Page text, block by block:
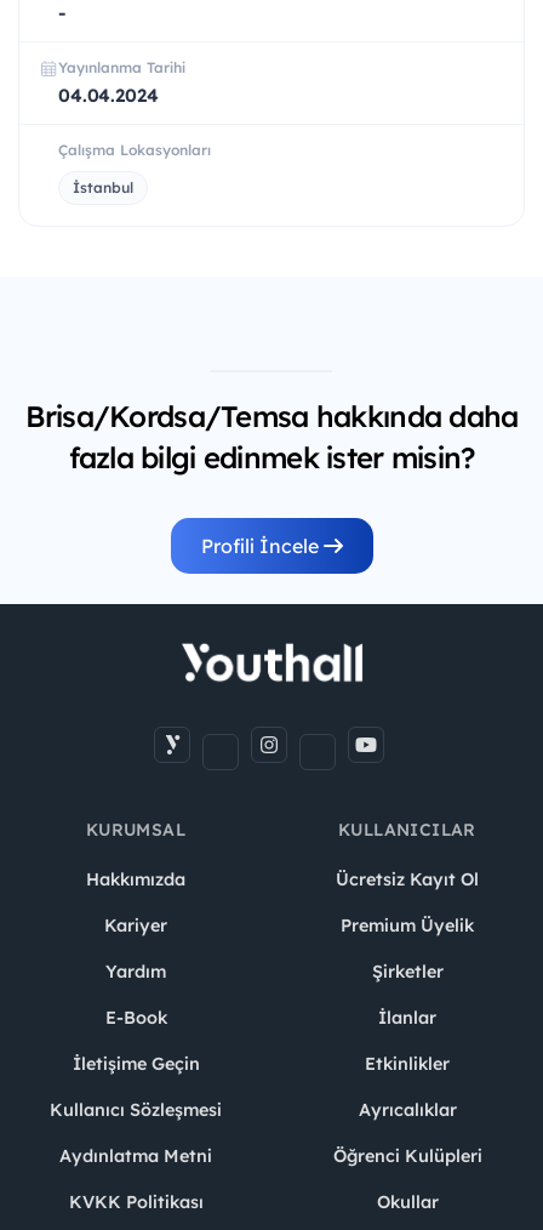
-
Yayınlanma Tarihi
04.04.2024
Çalışma Lokasyonları
İstanbul
Brisa/Kordsa/Temsa hakkında daha
fazla bilgi edinmek ister misin?
Profili İncele
KURUMSAL
Hakkımızda
Kariyer
Yardım
E-Book
İletişime Geçin
Kullanıcı Sözleşmesi
Aydınlatma Metni
KVKK Politikası
KULLANICILAR
Ücretsiz Kayıt Ol
Premium Üyelik
Şirketler
İlanlar
Etkinlikler
Ayrıcalıklar
Öğrenci Kulüpleri
Okullar